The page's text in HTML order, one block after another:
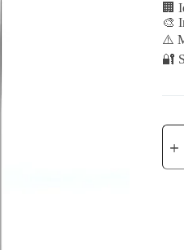
🏢
🎨
⚠️
🔐
2024
and